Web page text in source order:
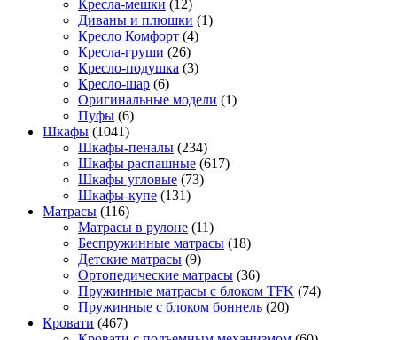
Кресла-мешки (12)
Диваны и плюшки (1)
Кресло Комфорт (4)
Кресла-груши (26)
Кресло-подушка (3)
Кресло-шар (6)
Оригинальные модели (1)
Пуфы (6)
Шкафы (1041)
Шкафы-пеналы (234)
Шкафы распашные (617)
Шкафы угловые (73)
Шкафы-купе (131)
Матрасы (116)
Матрасы в рулоне (11)
Беспружинные матрасы (18)
Детские матрасы (9)
Ортопедические матрасы (36)
Пружинные матрасы с блоком TFK (74)
Пружинные с блоком боннель (20)
Кровати (467)